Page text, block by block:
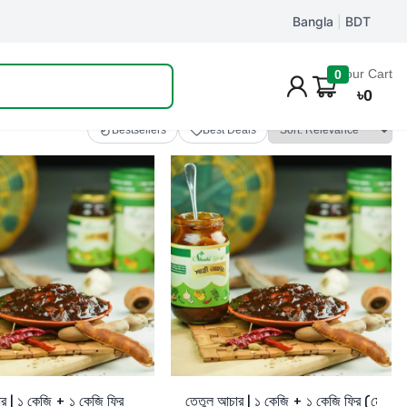
Bangla BDT
0Your Cart
৳0
Track Order
Bestsellers Best Deals
| ১ কেজি + ১ কেজি ফ্রি
Add to Cart
তেতুল আচার | ১ কেজি + ১ কেজি ফ্রি (মোট ২